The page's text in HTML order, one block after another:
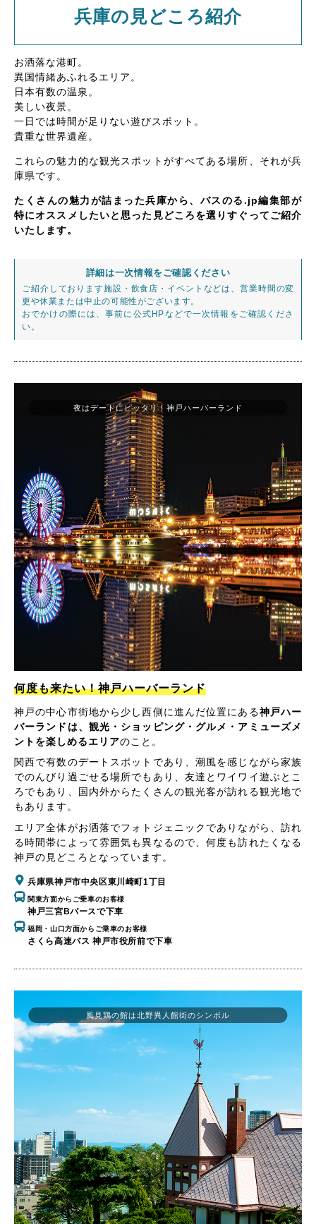
兵庫の見どころ紹介
お洒落な港町。
異国情緒あふれるエリア。
日本有数の温泉。
美しい夜景。
一日では時間が足りない遊びスポット。
貴重な世界遺産。
これらの魅力的な観光スポットがすべてある場所、それが兵
庫県です。
たくさんの魅力が詰まった兵庫から、バスのる.jp編集部が
特にオススメしたいと思った見どころを選りすぐってご紹介
いたします。
詳細は一次情報をご確認ください
ご紹介しております施設・飲食店・イベントなどは、営業時間の変
更や休業または中止の可能性がございます。
おでかけの際には、事前に公式HPなどで一次情報をご確認くださ
い。
夜はデートにピッタリ！神戸ハーバーランド
何度も来たい！神戸ハーバーランド
神戸の中心市街地から少し西側に進んだ位置にある神戸ハー
バーランドは、観光・ショッピング・グルメ・アミューズメ
ントを楽しめるエリアのこと。
関西で有数のデートスポットであり、潮風を感じながら家族
でのんびり過ごせる場所でもあり、友達とワイワイ遊ぶとこ
ろでもあり、国内外からたくさんの観光客が訪れる観光地で
もあります。
エリア全体がお洒落でフォトジェニックでありながら、訪れ
る時間帯によって雰囲気も異なるので、何度も訪れたくなる
神戸の見どころとなっています。
兵庫県神戸市中央区東川崎町1丁目
関東方面からご乗車のお客様
神戸三宮Bバースで下車
福岡・山口方面からご乗車のお客様
さくら高速バス 神戸市役所前で下車
風見鶏の館は北野異人館街のシンボル